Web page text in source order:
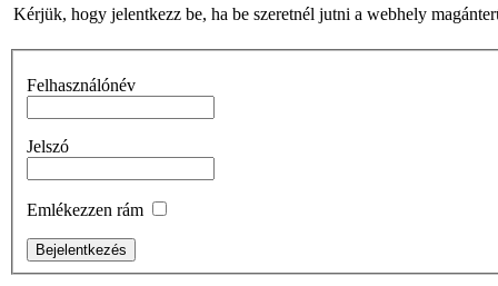
Kérjük, hogy jelentkezz be, ha be szeretnél jutni a webhely
Felhasználónév
Jelszó
Emlékezzen rám